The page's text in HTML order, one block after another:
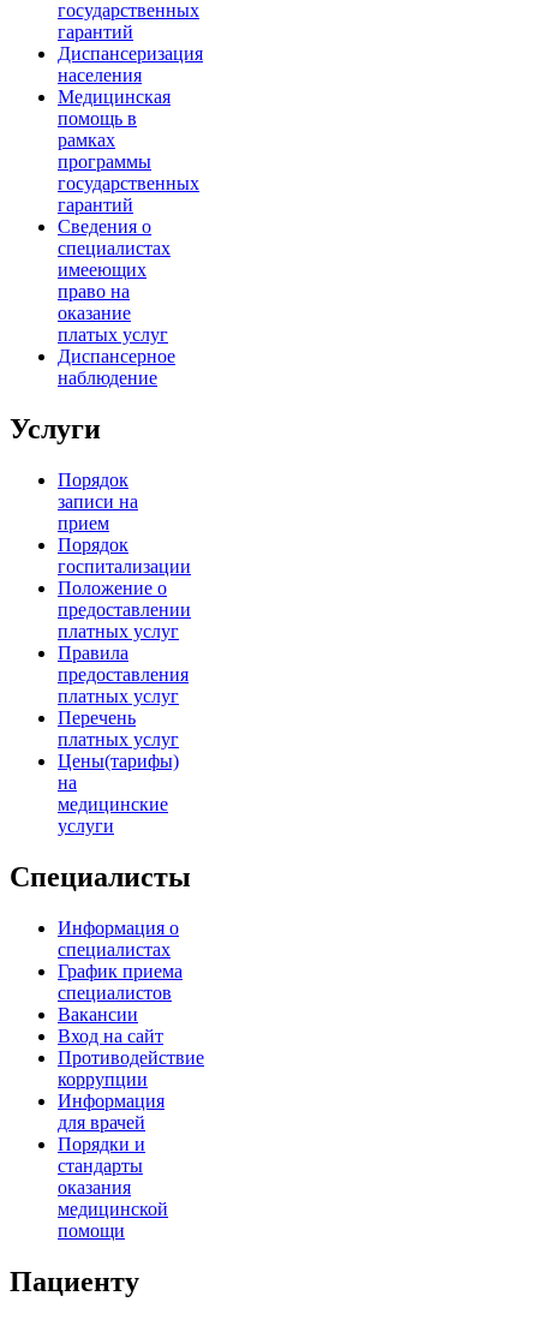
государственных
гарантий
Диспансеризация
населения
Медицинская
помощь в
рамках
программы
государственных
гарантий
Сведения о
специалистах
имееющих
право на
оказание
платых услуг
Диспансерное
наблюдение
Услуги
Порядок
записи на
прием
Порядок
госпитализации
Положение о
предоставлении
платных услуг
Правила
предоставления
платных услуг
Перечень
платных услуг
Цены(тарифы)
на
медицинские
услуги
Специалисты
Информация о
специалистах
График приема
специалистов
Вакансии
Вход на сайт
Противодействие
коррупции
Информация
для врачей
Порядки и
стандарты
оказания
медицинской
помощи
Пациенту